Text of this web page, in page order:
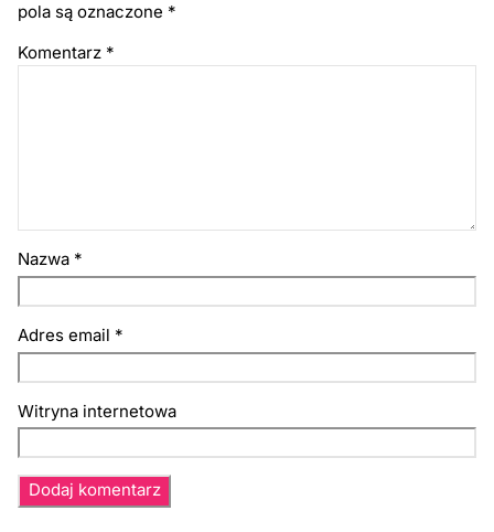
pola są oznaczone *
Komentarz *
Nazwa *
Adres email *
Witryna internetowa